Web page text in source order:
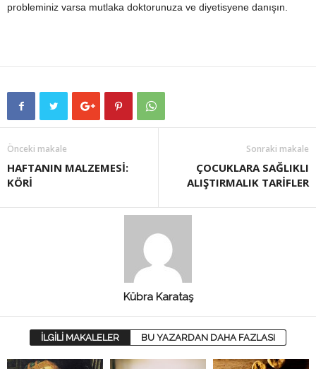
probleminiz varsa mutlaka doktorunuza ve diyetisyene danışın.
Önceki makale
HAFTANIN MALZEMESİ:
KÖRİ
Sonraki makale
ÇOCUKLARA SAĞLIKLI
ALIŞTIRMALIK TARİFLER
Kübra Karataş
İLGİLİ MAKALELER BU YAZARDAN DAHA FAZLASI